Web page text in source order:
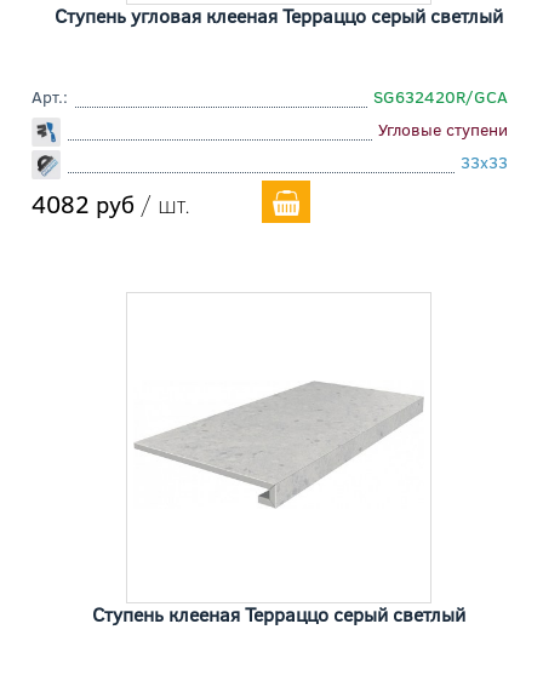
Ступень угловая клееная Терраццо серый светлый
Арт.:
SG632420R/GCA
Угловые ступени
33x33
4082 руб / шт.
Ступень клееная Терраццо серый светлый